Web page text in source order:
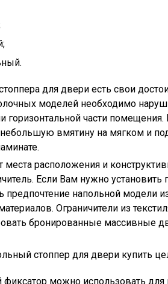
для двери есть свои
моделей необходимо
горизонтальной части
небольшую вмятину на мягком и
места расположения и
Если Вам нужно
предпочтение напольной модели
Ограничители из
бронированные массивные
стоппер для двери купить
фиксатор можно использовать